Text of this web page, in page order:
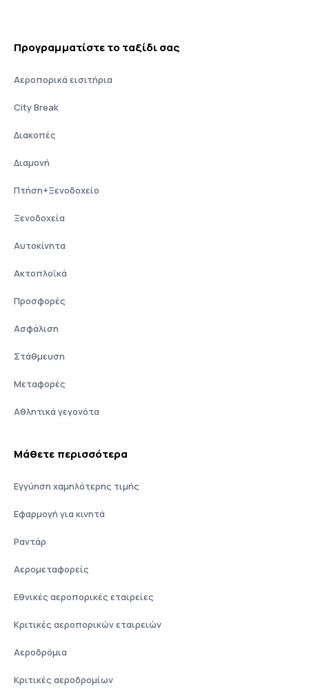
Προγραμματίστε το ταξίδι σας
Αεροπορικά εισιτήρια
City Break
Διακοπές
Διαμονή
Πτήση+Ξενοδοχείο
Ξενοδοχεία
Αυτοκίνητα
Ακτοπλοϊκά
Προσφορές
Ασφάλιση
Στάθμευση
Μεταφορές
Αθλητικά γεγονότα
Μάθετε περισσότερα
Εγγύηση χαμηλότερης τιμής
Εφαρμογή για κινητά
Ραντάρ
Αερομεταφορείς
Εθνικές αεροπορικές εταιρείες
Κριτικές αεροπορικών εταιρειών
Αεροδρόμια
Κριτικές αεροδρομίων